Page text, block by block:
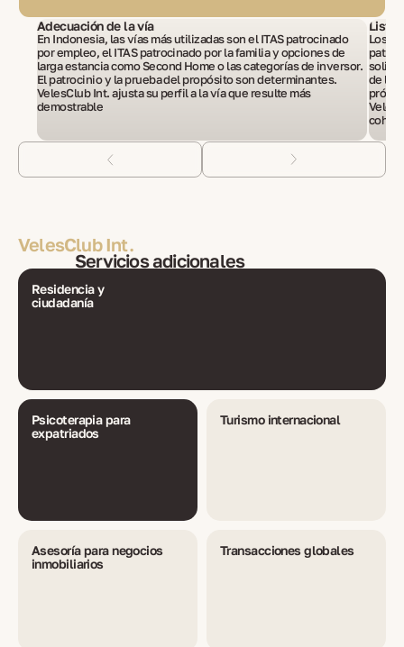
Adecuación de la vía
En Indonesia, las vías más utilizadas son el ITAS patrocinado
por empleo, el ITAS patrocinado por la familia y opciones de
larga estancia como Second Home o las categorías de inversor.
El patrocinio y la prueba del propósito son determinantes.
VelesClub Int. ajusta su perfil a la vía que resulte más
demostrable
Lista
Los
de la
VelesClub Int.
Servicios adicionales
Residencia y
ciudadanía
Psicoterapia para
expatriados
Turismo internacional
Asesoría para negocios
inmobiliarios
Transacciones globales